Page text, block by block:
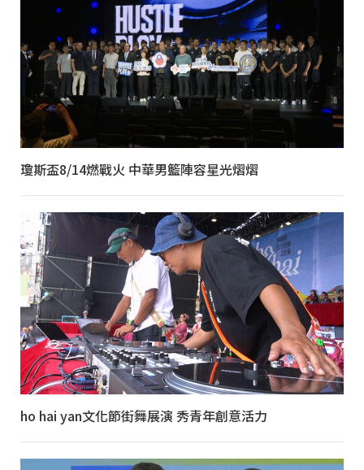
瓊斯盃8/14燃戰火 中華男籃陣容星光熠熠
ho hai yan文化節街舞展演 秀青年創意活力